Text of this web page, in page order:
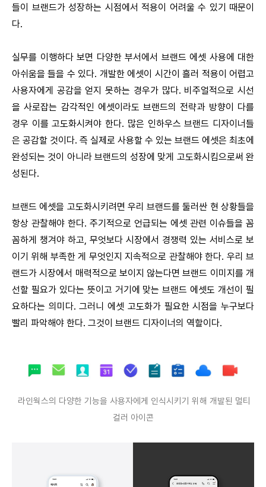
들이 브랜드가 성장하는 시점에서 적용이 어려울 수 있기 때문이
다.
실무를 이행하다 보면 다양한 부서에서 브랜드 에셋 사용에 대한
아쉬움을 들을 수 있다. 개발한 에셋이 시간이 흘러 적용이 어렵고
사용자에게 공감을 얻지 못하는 경우가 많다. 비주얼적으로 시선
을 사로잡는 감각적인 에셋이라도 브랜드의 전략과 방향이 다를
경우 이를 고도화시켜야 한다. 많은 인하우스 브랜드 디자이너들
은 공감할 것이다. 즉 실제로 사용할 수 있는 브랜드 에셋은 최초에
완성되는 것이 아니라 브랜드의 성장에 맞게 고도화시킴으로써 완
성된다.
브랜드 에셋을 고도화시키려면 우리 브랜드를 둘러싼 현 상황들을
항상 관찰해야 한다. 주기적으로 언급되는 에셋 관련 이슈들을 꼼
꼼하게 챙겨야 하고, 무엇보다 시장에서 경쟁력 있는 서비스로 보
이기 위해 부족한 게 무엇인지 지속적으로 관찰해야 한다. 우리 브
랜드가 시장에서 매력적으로 보이지 않는다면 브랜드 이미지를 개
선할 필요가 있다는 뜻이고 거기에 맞는 브랜드 에셋도 개선이 필
요하다는 의미다. 그러니 에셋 고도화가 필요한 시점을 누구보다
빨리 파악해야 한다. 그것이 브랜드 디자이너의 역할이다.
라인웍스의 다양한 기능을 사용자에게 인식시키기 위해 개발된 멀티
컬러 아이콘